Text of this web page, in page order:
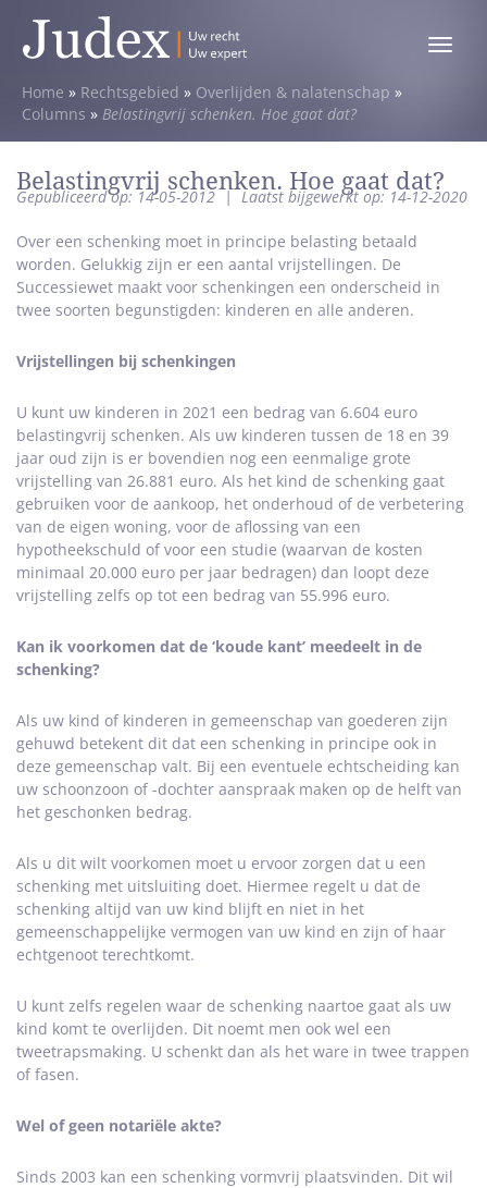
Toggle
Home » Rechtsgebied » Overlijden & nalatenschap »
Columns » Belastingvrij schenken. Hoe gaat dat?
Belastingvrij schenken. Hoe gaat dat?
Gepubliceerd op: 14-05-2012|Laatst bijgewerkt op: 14-12-2020
Over een schenking moet in principe belasting betaald
worden. Gelukkig zijn er een aantal vrijstellingen. De
Successiewet maakt voor schenkingen een onderscheid in
twee soorten begunstigden: kinderen en alle anderen.
Vrijstellingen bij schenkingen
U kunt uw kinderen in 2021 een bedrag van 6.604 euro
belastingvrij schenken. Als uw kinderen tussen de 18 en 39
jaar oud zijn is er bovendien nog een eenmalige grote
vrijstelling van 26.881 euro. Als het kind de schenking gaat
gebruiken voor de aankoop, het onderhoud of de verbetering
van de eigen woning, voor de aflossing van een
hypotheekschuld of voor een studie (waarvan de kosten
minimaal 20.000 euro per jaar bedragen) dan loopt deze
vrijstelling zelfs op tot een bedrag van 55.996 euro.
Kan ik voorkomen dat de ‘koude kant’ meedeelt in de
schenking?
Als uw kind of kinderen in gemeenschap van goederen zijn
gehuwd betekent dit dat een schenking in principe ook in
deze gemeenschap valt. Bij een eventuele echtscheiding kan
uw schoonzoon of -dochter aanspraak maken op de helft van
het geschonken bedrag.
Als u dit wilt voorkomen moet u ervoor zorgen dat u een
schenking met uitsluiting doet. Hiermee regelt u dat de
schenking altijd van uw kind blijft en niet in het
gemeenschappelijke vermogen van uw kind en zijn of haar
echtgenoot terechtkomt.
U kunt zelfs regelen waar de schenking naartoe gaat als uw
kind komt te overlijden. Dit noemt men ook wel een
tweetrapsmaking. U schenkt dan als het ware in twee trappen
of fasen.
Wel of geen notariële akte?
Sinds 2003 kan een schenking vormvrij plaatsvinden. Dit wil